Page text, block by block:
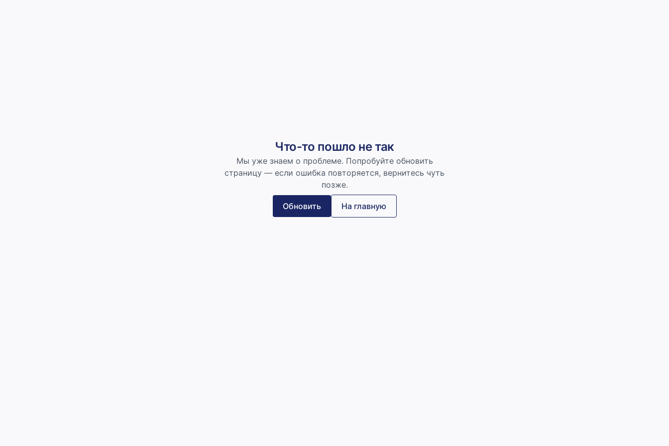
Что-то пошло не так
Мы уже знаем о проблеме. Попробуйте обновить
страницу — если ошибка повторяется, вернитесь чуть
позже.
Обновить На главную